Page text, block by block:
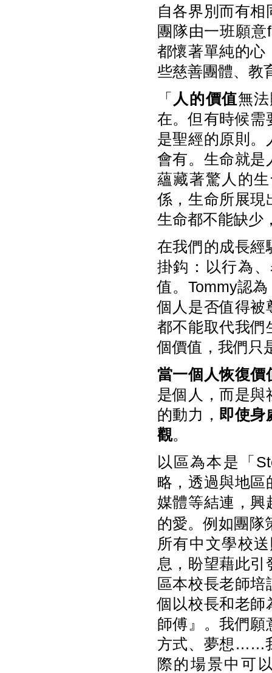
自各界別而有
團隊由一班願
都懷著單純的心
些慈善團體、教
「 人的價值無
在。但有時候需
是聖經的原則。
會有。生命就是
蘊藏著驚人的
係，生命所展現
生命都不能缺少
在我們的成長經
掛鈎：以行為
值。Tommy認
個人是否值得被
都不能取代我們
個價值，我們只
當一個人恢復價
是個人，而是與
的動力， 即使身
觀。
以區為本是「
略，透過與地區
媒體等結連，興
的愛。例如團隊
所有中文學校
息，盼望藉此引
區本校長老師
個以校長和老師
師傅』。我們願
方式、夢想……
際的場景中可